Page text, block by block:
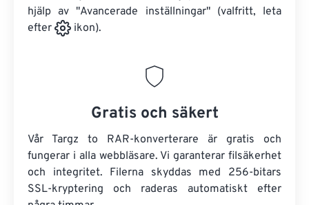
hjälp av "Avancerade inställningar" (valfritt, leta
efter
ikon).
Gratis och säkert
Vår Targz to RAR-konverterare är gratis och
fungerar i alla webbläsare. Vi garanterar filsäkerhet
och integritet. Filerna skyddas med 256-bitars
SSL-kryptering och raderas automatiskt efter